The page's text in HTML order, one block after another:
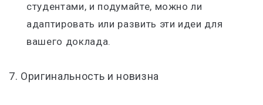
студентами, и подумайте, можно ли
адаптировать или развить эти идеи для
вашего доклада.
7. Оригинальность и новизна